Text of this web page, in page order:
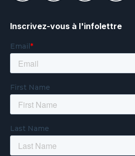
Inscrivez-vous à l'infolettre